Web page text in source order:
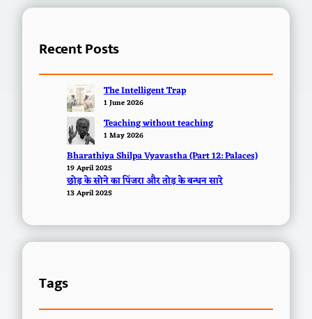
Recent Posts
The Intelligent Trap
1 June 2026
Teaching without teaching
1 May 2026
Bharathiya Shilpa Vyavastha (Part 12: Palaces)
19 April 2025
छोड़ के सोने का पिंजरा और तोड़ के बन्धन सारे
13 April 2025
Tags